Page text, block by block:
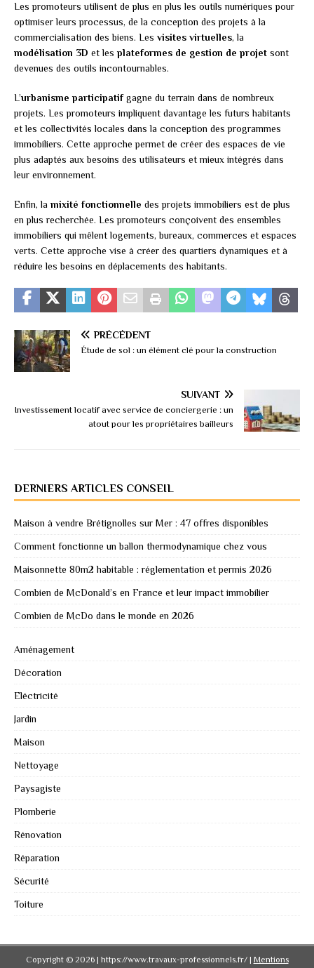
Les promoteurs utilisent de plus en plus les outils numériques pour
optimiser leurs processus, de la conception des projets à la
commercialisation des biens. Les visites virtuelles, la
modélisation 3D et les plateformes de gestion de projet sont
devenues des outils incontournables.
L’urbanisme participatifgagne du terrain dans de nombreux
projets. Les promoteurs impliquent davantage les futurs habitants
et les collectivités locales dans la conception des programmes
immobiliers. Cette approche permet de créer des espaces de vie
plus adaptés aux besoins des utilisateurs et mieux intégrés dans
leur environnement.
Enfin, la mixité fonctionnelle des projets immobiliers est de plus
en plus recherchée. Les promoteurs conçoivent des ensembles
immobiliers qui mêlent logements, bureaux, commerces et espaces
verts. Cette approche vise à créer des quartiers dynamiques et à
réduire les besoins en déplacements des habitants.
PRÉCÉDENT
Étude de sol : un élément clé pour la construction
SUIVANT
Investissement locatif avec service de conciergerie : un
atout pour les propriétaires bailleurs
DERNIERS ARTICLES CONSEIL
Maison à vendre Brétignolles sur Mer : 47 offres disponibles
Comment fonctionne un ballon thermodynamique chez vous
Maisonnette 80m2 habitable : réglementation et permis 2026
Combien de McDonald’s en France et leur impact immobilier
Combien de McDo dans le monde en 2026
Aménagement
Décoration
Eléctricité
Jardin
Maison
Nettoyage
Paysagiste
Plomberie
Rénovation
Réparation
Sécurité
Toiture
Copyright © 2026 | https://www.travaux-professionnels.fr/ | Mentions